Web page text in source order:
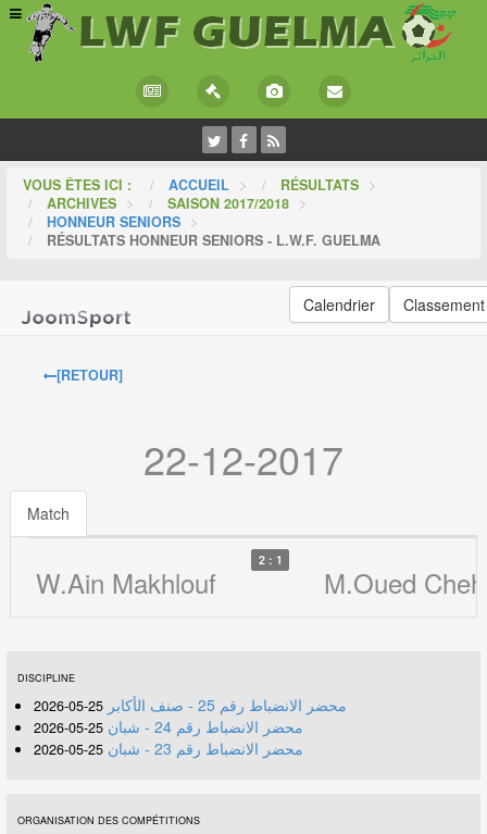
VOUS ÊTES ICI : ACCUEIL > RÉSULTATS >
ARCHIVES > SAISON 2017/2018 >
HONNEUR SENIORS >
RÉSULTATS HONNEUR SENIORS - L.W.F. GUELMA
Calendrier Classement
[RETOUR]
22-12-2017
Match
W.Ain Makhlouf
2 : 1
M.Oued
DISCIPLINE
محضر الانضباط رقم 25 - صنف الأكابر 25-05-2026
محضر الانضباط رقم 24 - شبان 25-05-2026
محضر الانضباط رقم 23 - شبان 25-05-2026
ORGANISATION DES COMPÉTITIONS